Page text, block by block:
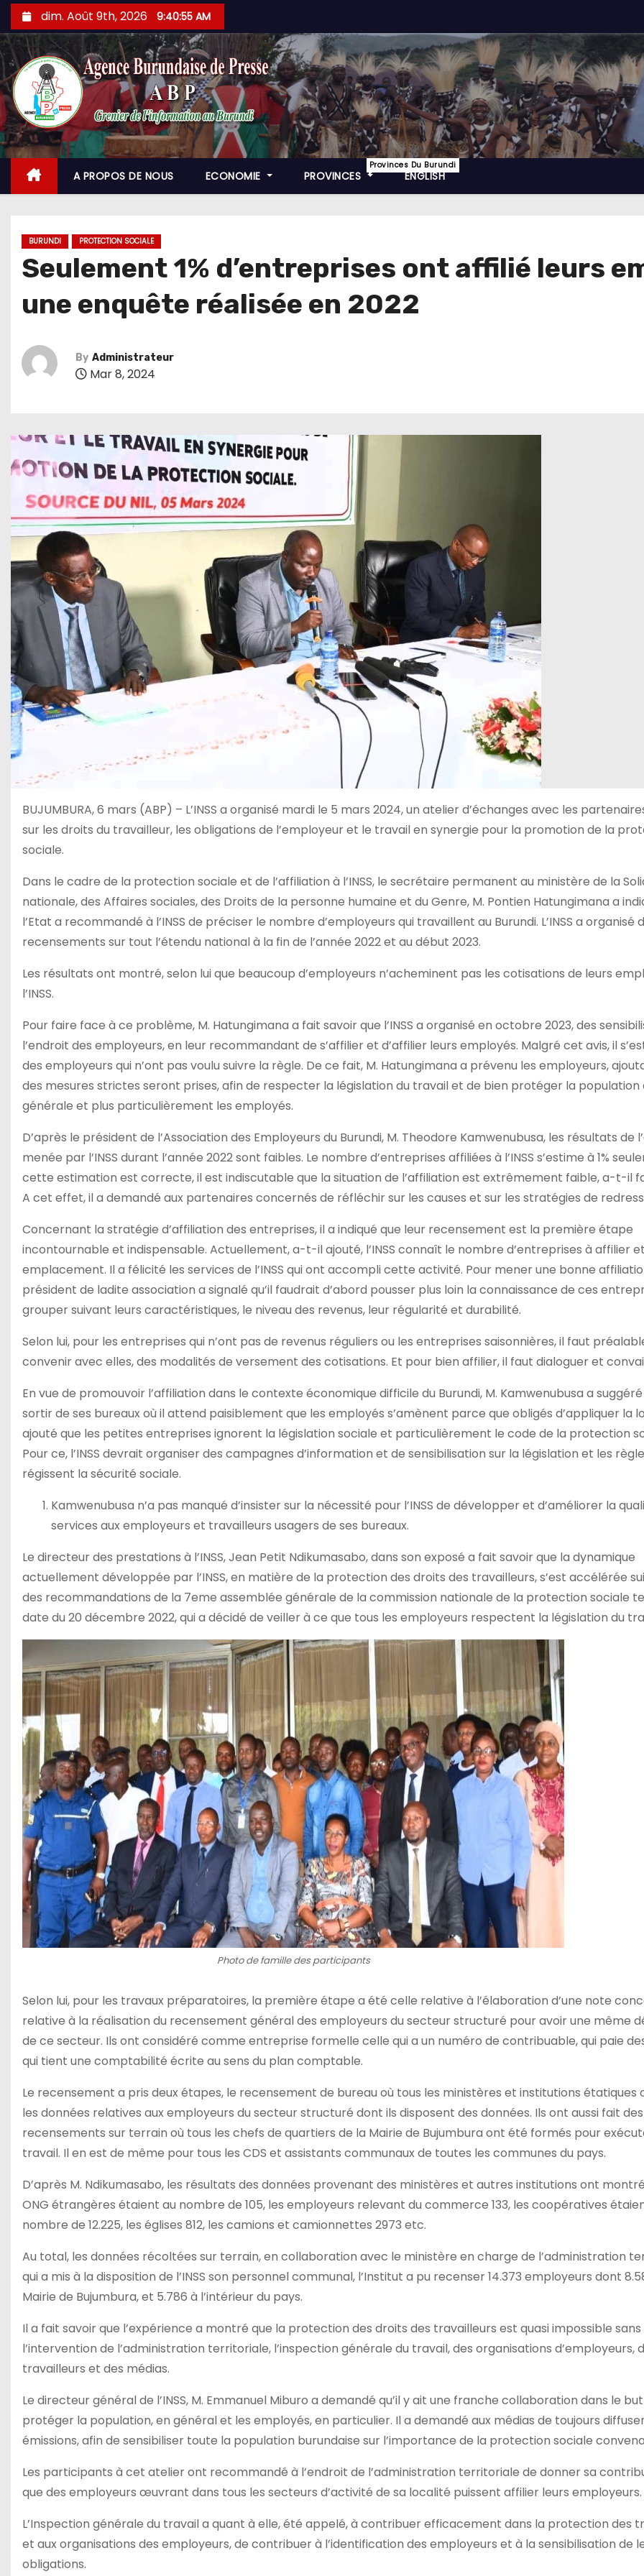
Skip
to
content
dim. Août 9th, 2026 9:40:57 AM
A PROPOS DE NOUS ECONOMIE PROVINCES
Provinces Du Burundi
ENGLISH
BURUNDI PROTECTION SOCIALE
Seulement 1% d’entreprises ont affilié leurs
une enquête réalisée en 2022
By Administrateur
Mar 8, 2024
BUJUMBURA, 6 mars (ABP) – L’INSS a organisé mardi le 5 mars 2024, un atelier d’échanges avec les
sur les droits du travailleur, les obligations de l’employeur et le travail en synergie pour la promotion de la
sociale.
Dans le cadre de la protection sociale et de l’affiliation à l’INSS, le secrétaire permanent au ministère de la
nationale, des Affaires sociales, des Droits de la personne humaine et du Genre, M. Pontien Hatungimana a
l’Etat a recommandé à l’INSS de préciser le nombre d’employeurs qui travaillent au Burundi. L’INSS a organisé
recensements sur tout l’étendu national à la fin de l’année 2022 et au début 2023.
Les résultats ont montré, selon lui que beaucoup d’employeurs n’acheminent pas les cotisations de leurs
l’INSS.
Pour faire face à ce problème, M. Hatungimana a fait savoir que l’INSS a organisé en octobre 2023, des
l’endroit des employeurs, en leur recommandant de s’affilier et d’affilier leurs employés. Malgré cet avis, il
des employeurs qui n’ont pas voulu suivre la règle. De ce fait, M. Hatungimana a prévenu les employeurs,
des mesures strictes seront prises, afin de respecter la législation du travail et de bien protéger la population
générale et plus particulièrement les employés.
D’après le président de l’Association des Employeurs du Burundi, M. Theodore Kamwenubusa, les résultats de
menée par l’INSS durant l’année 2022 sont faibles. Le nombre d’entreprises affiliées à l’INSS s’estime à 1%
cette estimation est correcte, il est indiscutable que la situation de l’affiliation est extrêmement faible, a-t-il
A cet effet, il a demandé aux partenaires concernés de réfléchir sur les causes et sur les stratégies de
Concernant la stratégie d’affiliation des entreprises, il a indiqué que leur recensement est la première étape
incontournable et indispensable. Actuellement, a-t-il ajouté, l’INSS connaît le nombre d’entreprises à affilier
emplacement. Il a félicité les services de l’INSS qui ont accompli cette activité. Pour mener une bonne
président de ladite association a signalé qu’il faudrait d’abord pousser plus loin la connaissance de ces
grouper suivant leurs caractéristiques, le niveau des revenus, leur régularité et durabilité.
Selon lui, pour les entreprises qui n’ont pas de revenus réguliers ou les entreprises saisonnières, il faut
convenir avec elles, des modalités de versement des cotisations. Et pour bien affilier, il faut dialoguer et
En vue de promouvoir l’affiliation dans le contexte économique difficile du Burundi, M. Kamwenubusa a suggéré
sortir de ses bureaux où il attend paisiblement que les employés s’amènent parce que obligés d’appliquer la
ajouté que les petites entreprises ignorent la législation sociale et particulièrement le code de la protection
Pour ce, l’INSS devrait organiser des campagnes d’information et de sensibilisation sur la législation et les
régissent la sécurité sociale.
Kamwenubusa n’a pas manqué d’insister sur la nécessité pour l’INSS de développer et d’améliorer la
services aux employeurs et travailleurs usagers de ses bureaux.
Le directeur des prestations à l’INSS, Jean Petit Ndikumasabo, dans son exposé a fait savoir que la dynamique
actuellement développée par l’INSS, en matière de la protection des droits des travailleurs, s’est accélérée
des recommandations de la 7eme assemblée générale de la commission nationale de la protection sociale
date du 20 décembre 2022, qui a décidé de veiller à ce que tous les employeurs respectent la législation du
Photo de famille des participants
Selon lui, pour les travaux préparatoires, la première étape a été celle relative à l’élaboration d’une note
relative à la réalisation du recensement général des employeurs du secteur structuré pour avoir une même
de ce secteur. Ils ont considéré comme entreprise formelle celle qui a un numéro de contribuable, qui paie
qui tient une comptabilité écrite au sens du plan comptable.
Le recensement a pris deux étapes, le recensement de bureau où tous les ministères et institutions étatiques
les données relatives aux employeurs du secteur structuré dont ils disposent des données. Ils ont aussi fait des
recensements sur terrain où tous les chefs de quartiers de la Mairie de Bujumbura ont été formés pour
travail. Il en est de même pour tous les CDS et assistants communaux de toutes les communes du pays.
D’après M. Ndikumasabo, les résultats des données provenant des ministères et autres institutions ont
ONG étrangères étaient au nombre de 105, les employeurs relevant du commerce 133, les coopératives
nombre de 12.225, les églises 812, les camions et camionnettes 2973 etc.
Au total, les données récoltées sur terrain, en collaboration avec le ministère en charge de l’administration
qui a mis à la disposition de l’INSS son personnel communal, l’Institut a pu recenser 14.373 employeurs dont
Mairie de Bujumbura, et 5.786 à l’intérieur du pays.
Il a fait savoir que l’expérience a montré que la protection des droits des travailleurs est quasi impossible sans
l’intervention de l’administration territoriale, l’inspection générale du travail, des organisations d’employeurs,
travailleurs et des médias.
Le directeur général de l’INSS, M. Emmanuel Miburo a demandé qu’il y ait une franche collaboration dans le
protéger la population, en général et les employés, en particulier. Il a demandé aux médias de toujours
émissions, afin de sensibiliser toute la population burundaise sur l’importance de la protection sociale
Les participants à cet atelier ont recommandé à l’endroit de l’administration territoriale de donner sa
que des employeurs œuvrant dans tous les secteurs d’activité de sa localité puissent affilier leurs employeurs.
L’Inspection générale du travail a quant à elle, été appelé, à contribuer efficacement dans la protection des
et aux organisations des employeurs, de contribuer à l’identification des employeurs et à la sensibilisation de
obligations.